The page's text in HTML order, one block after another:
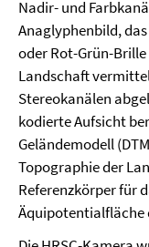
Nadir- und
Anaglyphenbild,
oder Rot-Grün-
Landschaft
Stereokanälen
kodierte Aufsicht
Geländemodell
Topographie der
Referenzkörper für
Äquipotentialfläche